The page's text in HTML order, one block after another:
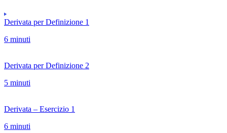
Derivata per Definizione 1
6 minuti
Derivata per Definizione 2
5 minuti
Derivata – Esercizio 1
6 minuti